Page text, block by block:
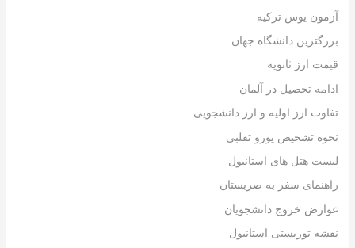
آزمون یوس ترکیه
بزرگترین دانشگاه جهان
قیمت ارز ثانویه
ادامه تحصیل در آلمان
تفاوت ارز اولیه و ارز دانشجویی
نحوه تشخیص یورو تقلبی
لیست هتل های استانبول
راهنمای سفر به صربستان
عوارض خروج دانشجویان
نقشه توریستی استانبول